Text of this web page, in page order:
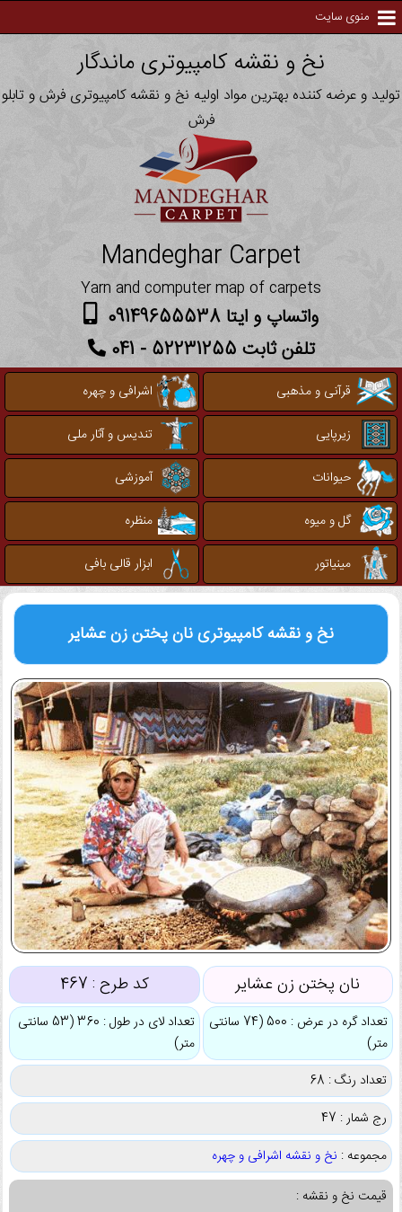
منوی سایت
نخ و نقشه کامپیوتری ماندگار
تولید و عرضه کننده بهترین مواد اولیه نخ و نقشه کامپیوتری فرش و تابلو
فرش
Mandeghar Carpet
Yarn and computer map of carpets
واتساپ و ایتا 09149655538
تلفن ثابت 52231255 - 041
قرآنی و مذهبی
اشرافی و چهره
زیرپایی
تندیس و آثار ملی
حیوانات
آموزشی
گل و میوه
منظره
مینیاتور
ابزار قالی بافی
نخ و نقشه کامپیوترینان پختن زن عشایر
نان پختن زن عشایر کد طرح : 467
تعداد گره در عرض : 500 (74 سانتی
متر)
تعداد لای در طول : 360 (53 سانتی
متر)
تعداد رنگ : 68
رج شمار : 47
مجموعه : نخ و نقشه اشرافی و چهره
قیمت نخ و نقشه :